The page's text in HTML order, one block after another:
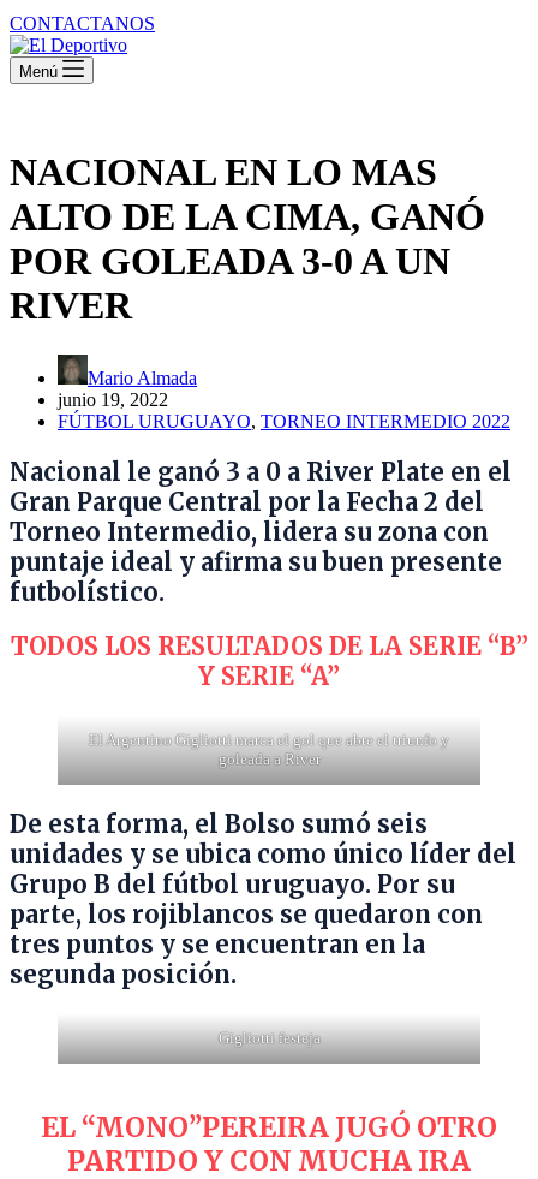
CONTACTANOS
Menú
NACIONAL EN LO MAS
ALTO DE LA CIMA, GANÓ
POR GOLEADA 3-0 A UN
RIVER
Mario Almada
junio 19, 2022
FÚTBOL URUGUAYO, TORNEO INTERMEDIO 2022
Nacional le ganó 3 a 0 a River Plate en el
Gran Parque Central por la Fecha 2 del
Torneo Intermedio, lidera su zona con
puntaje ideal y afirma su buen presente
futbolístico.
TODOS LOS RESULTADOS DE LA SERIE “B”
Y SERIE “A”
El Argentino Gigliotti marca el gol que abre el triunfo y
goleada a River
De esta forma, el Bolso sumó seis
unidades y se ubica como único líder del
Grupo B del fútbol uruguayo. Por su
parte, los rojiblancos se quedaron con
tres puntos y se encuentran en la
segunda posición.
Gigliotti festeja
EL “MONO”PEREIRA JUGÓ OTRO
PARTIDO Y CON MUCHA IRA